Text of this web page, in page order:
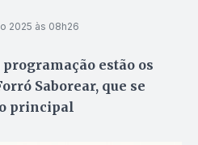
2025 às 08h26
estão os
Saborear, que se
principal